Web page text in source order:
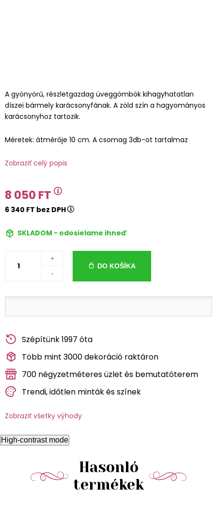
A gyönyörű, részletgazdag üveggömbök kihagyhatatlan
díszei bármely karácsonyfának. A zöld szín a hagyományos
karácsonyhoz tartozik.
Méretek: átmérője 10 cm. A csomag 3db-ot tartalmaz
Zobraziť celý popis
8 050 FT
6 340 FT bez DPH
SKLADOM - odosielame ihneď
+
-
DO KOŠÍKA
Szépítünk 1997 óta
Több mint 3000 dekoráció raktáron
700 négyzetméteres üzlet és bemutatóterem
Trendi, időtlen minták és színek
Zobraziť všetky výhody
High-contrast mode
Hasonló
termékek